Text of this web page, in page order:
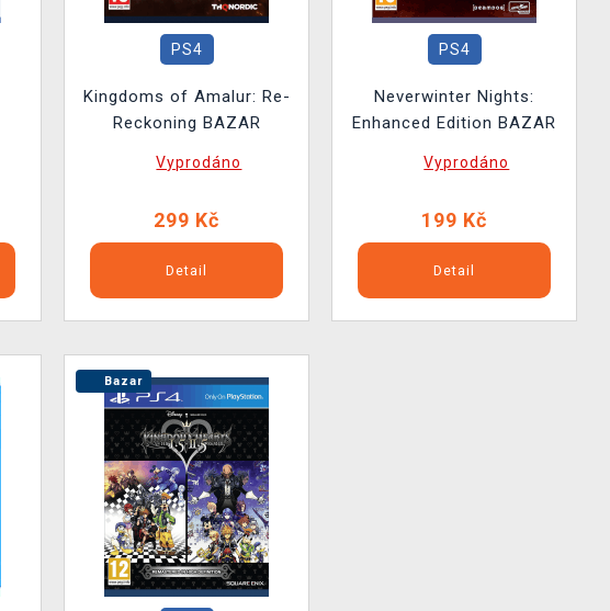
PS4
Kingdoms of Amalur: Re-
Reckoning BAZAR
Vyprodáno
299 Kč
Detail
PS4
Neverwinter Nights:
Enhanced Edition BAZAR
Vyprodáno
199 Kč
Detail
Bazar